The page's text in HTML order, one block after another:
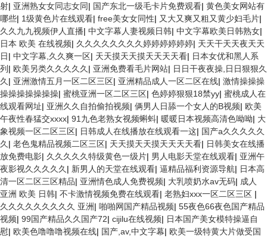
射| 亚洲熟女女同志女同| 国产东北一级毛卡片免费观看| 黄色美女网站有
哪些| 1级黄色片在线观看| free美女女同性| 又大又爽又粗又黄少妇毛片|
久久九九视频伊人直播| 中文字幕人妻视频日韩| 中文字幕欧美日韩熟女|
日本 欧美 在线视频| 久久久久久久久久婷婷婷婷婷婷| 天天干天天夜天天
日| 中文字幕,久久爽一区| 天天摸天天摸天天天天看| 日本女优和黑人系
列 | 欧美另类久久久久久 | 亚洲免费看毛片网站| 日日干夜夜操,日日狠狠久
久 | 亚洲激情五月一区二区三区| 亚洲精品成人一区二区在线| 激情操操操
操操操操操操操| 蜜桃亚洲一区二区三区| 色婷婷狠狠18禁yy| 蜜桃成人在
线观看网址| 亚洲久久自拍偷拍视频| 俩男人日舔一个女人的B视频| 欧美
午夜性春猛交xxxx| 91九色老熟女视频蝌蚪| 暖暖日本视频高清色呦呦| 大
象视频一区二区三区| 日韩成人在线播放在线观看一这| 国产a久久久久久
久 | 老色鬼精品视频二区三区| 天天摸天天摸天天天天看| 日韩美女在线播
放免费电影| 久久久久久特级黄色一级片| 男人电影天堂在线观看| 亚洲午
夜影视久久久久久 | 新男人的天堂在线观看| 逼精品福利资源导航| 日本高
清一区二区三区精品| 亚洲情色成人免费视频| 大乳喷奶水av无码| 成人
亚洲 欧美 日韩| 不卡激情视频免费在线观看| 老熟妇xxx一区二区三区 |
久久久久久久久久久 亚洲| 啪啪网国产精品视频| 55夜色66夜色国产精品
视频| 99国产精品久久国产72| cijilu在线视频| 日本国产美女模特操逼自
慰| 欧美色噜噜噜视频在线| 国产,av,中文字幕| 欧美一级特黄大片做受国